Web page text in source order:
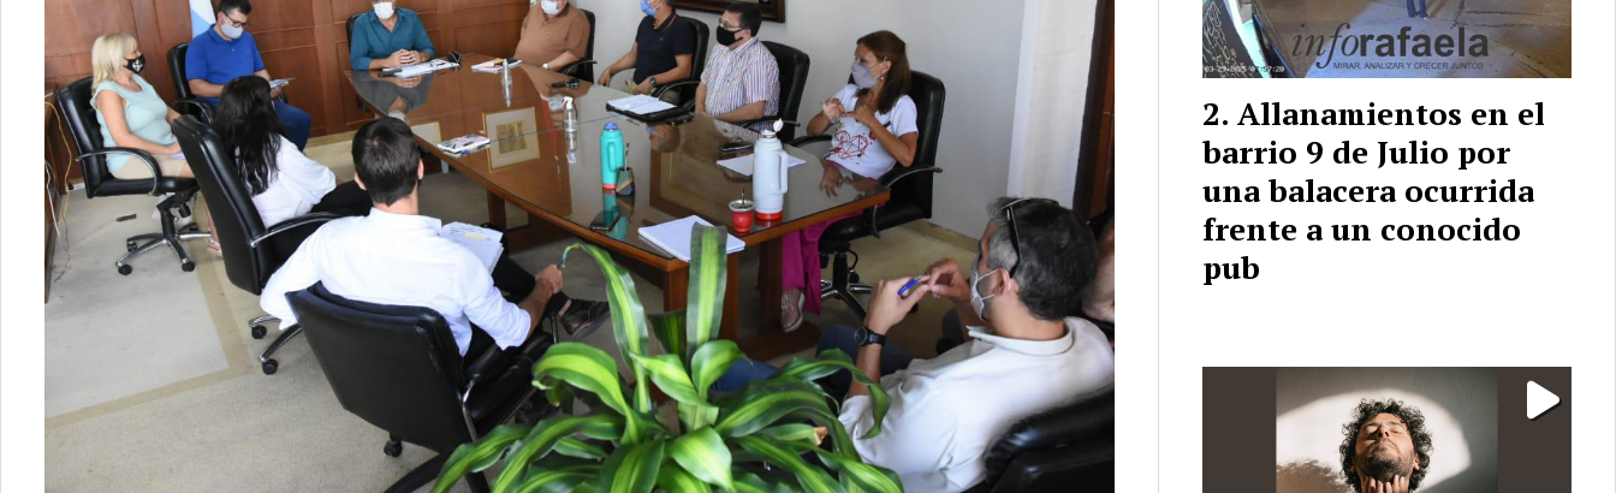
Allanamientos en el
barrio 9 de Julio por
una balacera ocurrida
frente a un conocido
pub